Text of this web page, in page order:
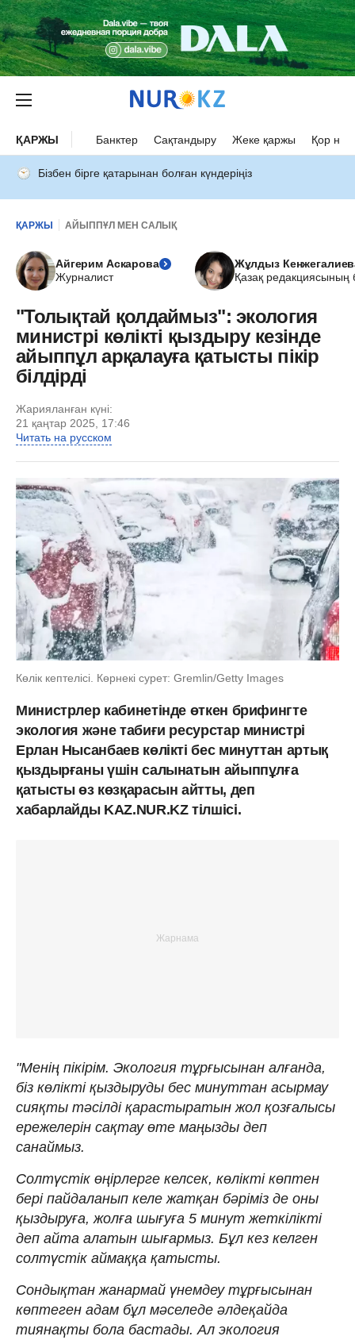
ҚАРЖЫ Банктер Сақтандыру Жеке қаржы Қор
Бізбен бірге қатарынан болған күндеріңіз
ҚАРЖЫ АЙЫППҰЛ МЕН САЛЫҚ
Айгерим Аскарова
Журналист
Жұлдыз
Қазақ
"Толықтай қолдаймыз": экология
министрі көлікті қыздыру кезінде
айыппұл арқалауға қатысты пікір
білдірді
Жарияланған күні:
21 қаңтар 2025, 17:46
Читать на русском
Көлік кептелісі. Көрнекі сурет: Gremlin/Getty Images
Министрлер кабинетінде өткен брифингте
экология және табиғи ресурстар министрі
Ерлан Нысанбаев көлікті бес минуттан артық
қыздырғаны үшін салынатын айыппұлға
қатысты өз көзқарасын айтты, деп
хабарлайды KAZ.NUR.KZ тілшісі.
"Менің пікірім. Экология тұрғысынан алғанда,
біз көлікті қыздыруды бес минуттан асырмау
сияқты тәсілді қарастыратын жол қозғалысы
ережелерін сақтау өте маңызды деп
санаймыз.
Солтүстік өңірлерге келсек, көлікті көптен
бері пайдаланып келе жатқан бәріміз де оны
қыздыруға, жолға шығуға 5 минут жеткілікті
деп айта алатын шығармыз. Бұл кез келген
солтүстік аймаққа қатысты.
Сондықтан жанармай үнемдеу тұрғысынан
көптеген адам бұл мәселеде әлдеқайда
тиянақты бола бастады. Ал экология